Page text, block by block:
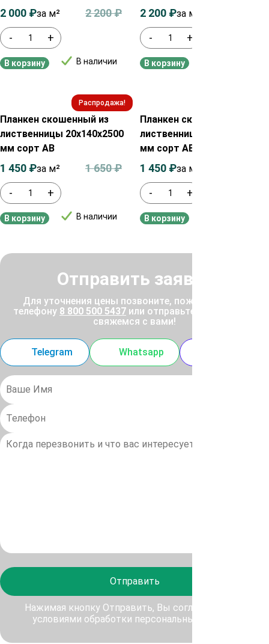
- +
В наличии
2 200₽
2 000 ₽за м²
В корзину
- +
2 200 ₽за м2
В корзину
Распродажа!
Планкен скошенный из
лиственницы 20х140х2500
мм сорт АВ
- +
В наличии
1 650₽
1 450 ₽за м²
В корзину
Планкен скошенный из
лиственницы 20х90х2500
мм сорт АВ
- +
1 450 ₽за м²
В корзину
Отправить заявку
Для уточнения цены позвоните, пожалуйста, по
телефону 8 800 500 5437 или отправьте заявку, и мы
свяжемся с вами!
Telegram Whatsapp
Отправить
Нажимая кнопку Отправить, Вы соглашаетесь с
условиями обработки персональных данных